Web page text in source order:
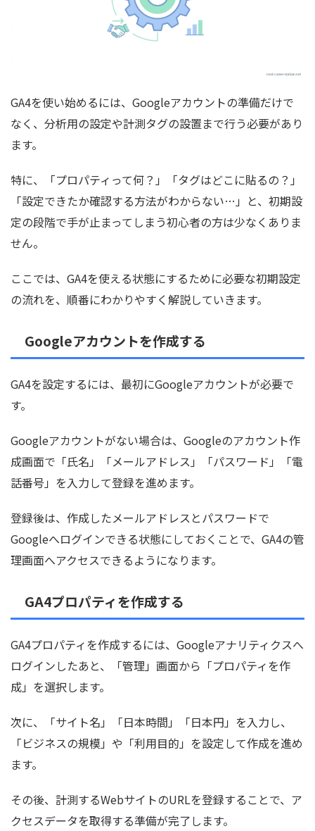
GA4を使い始めるには、Googleアカウントの準備だけで
なく、分析用の設定や計測タグの設置まで行う必要があり
ます。
特に、「プロパティって何？」「タグはどこに貼るの？」
「設定できたか確認する方法がわからない…」と、初期設
定の段階で手が止まってしまう初心者の方は少なくありま
せん。
ここでは、GA4を使える状態にするために必要な初期設定
の流れを、順番にわかりやすく解説していきます。
Googleアカウントを作成する
GA4を設定するには、最初にGoogleアカウントが必要で
す。
Googleアカウントがない場合は、Googleのアカウント作
成画面で「氏名」「メールアドレス」「パスワード」「電
話番号」を入力して登録を進めます。
登録後は、作成したメールアドレスとパスワードで
Googleへログインできる状態にしておくことで、GA4の管
理画面へアクセスできるようになります。
GA4プロパティを作成する
GA4プロパティを作成するには、Googleアナリティクスへ
ログインしたあと、「管理」画面から「プロパティを作
成」を選択します。
次に、「サイト名」「日本時間」「日本円」を入力し、
「ビジネスの規模」や「利用目的」を設定して作成を進め
ます。
その後、計測するWebサイトのURLを登録することで、ア
クセスデータを取得する準備が完了します。